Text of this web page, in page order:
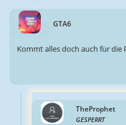
GTA6
Kommt alles doch auch für die
TheProphet
GESPERRT